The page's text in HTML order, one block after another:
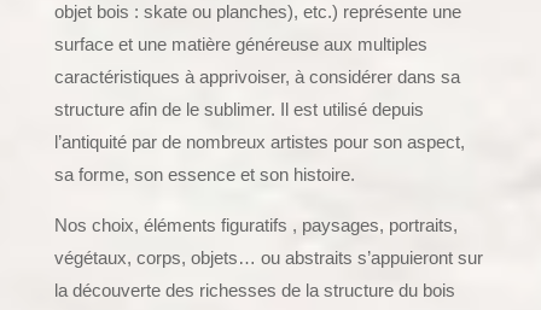
objet bois : skate ou planches), etc.) représente une
surface et une matière généreuse aux multiples
caractéristiques à apprivoiser, à considérer dans sa
structure afin de le sublimer. Il est utilisé depuis
l’antiquité par de nombreux artistes pour son aspect,
sa forme, son essence et son histoire.
Nos choix, éléments figuratifs , paysages, portraits,
végétaux, corps, objets… ou abstraits s’appuieront sur
la découverte des richesses de la structure du bois